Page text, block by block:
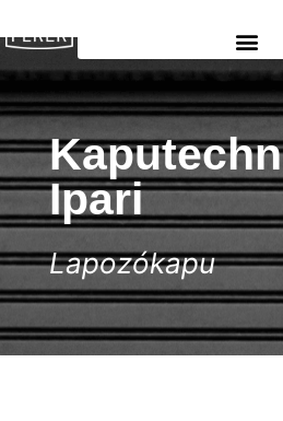
Ipari
Lapozókapu